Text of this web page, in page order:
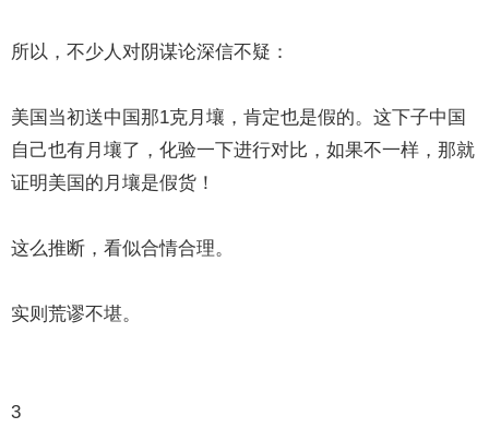
所以，不少人对阴谋论深信不疑：
美国当初送中国那1克月壤，肯定也是假的。这下子中国
自己也有月壤了，化验一下进行对比，如果不一样，那就
证明美国的月壤是假货！
这么推断，看似合情合理。
实则荒谬不堪。
3